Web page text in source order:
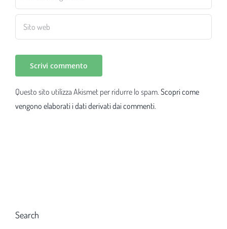
Questo sito utilizza Akismet per ridurre lo spam. Scopri come
vengono elaborati i dati derivati dai commenti.
Search